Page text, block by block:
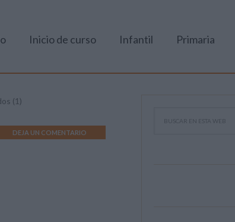
Inicio de curso Infantil Primaria
(1)
DEJA UN COMENTARIO